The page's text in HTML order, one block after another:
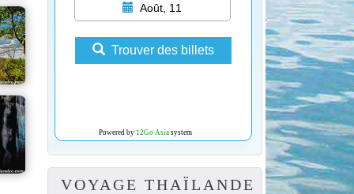
Août, 11
Trouver des billets
Powered by 12Go Asiasystem
VOYAGE THAÏLANDE